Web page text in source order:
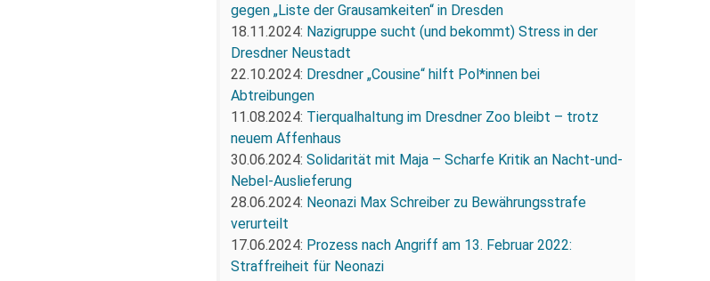
gegen „Liste der Grausamkeiten“ in Dresden
18.11.2024: Nazigruppe sucht (und bekommt) Stress in der
Dresdner Neustadt
22.10.2024: Dresdner „Cousine“ hilft Pol*innen bei
Abtreibungen
11.08.2024: Tierqualhaltung im Dresdner Zoo bleibt – trotz
neuem Affenhaus
30.06.2024: Solidarität mit Maja – Scharfe Kritik an Nacht-und-
Nebel-Auslieferung
28.06.2024: Neonazi Max Schreiber zu Bewährungsstrafe
verurteilt
17.06.2024: Prozess nach Angriff am 13. Februar 2022:
Straffreiheit für Neonazi